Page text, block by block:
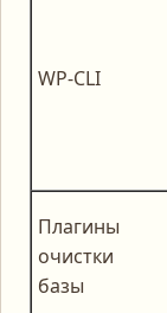
WP-CLI
Плагины
очистки
базы